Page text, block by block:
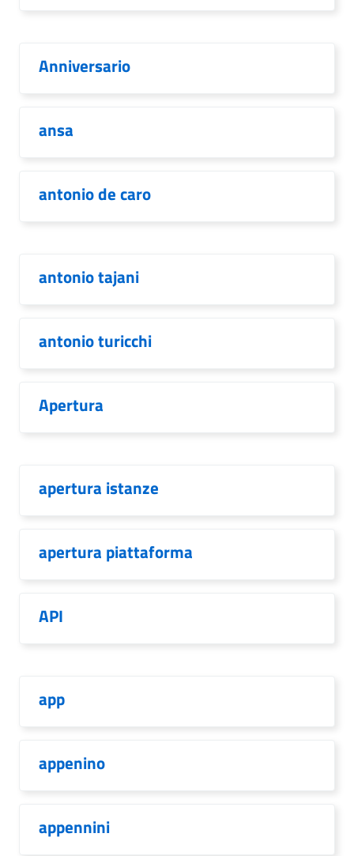
Anniversario
ansa
antonio de caro
antonio tajani
antonio turicchi
Apertura
apertura istanze
apertura piattaforma
API
app
appenino
appennini